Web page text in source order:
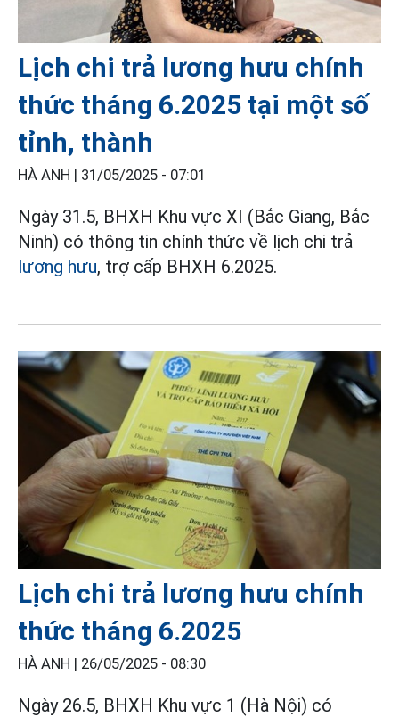
Lịch chi trả lương hưu chính
thức tháng 6.2025 tại một số
tỉnh, thành
HÀ ANH | 31/05/2025 - 07:01
Ngày 31.5, BHXH Khu vực XI (Bắc Giang, Bắc
Ninh) có thông tin chính thức về lịch chi trả
lương hưu, trợ cấp BHXH 6.2025.
Lịch chi trả lương hưu chính
thức tháng 6.2025
HÀ ANH | 26/05/2025 - 08:30
Ngày 26.5, BHXH Khu vực 1 (Hà Nội) có